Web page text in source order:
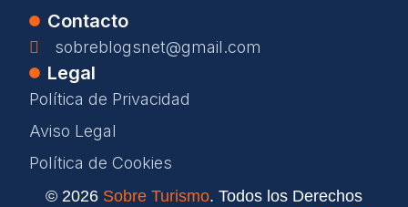
Contacto
sobreblogsnet@gmail.com
Legal
Política de Privacidad
Aviso Legal
Política de Cookies
© 2026 Sobre Turismo. Todos los Derechos